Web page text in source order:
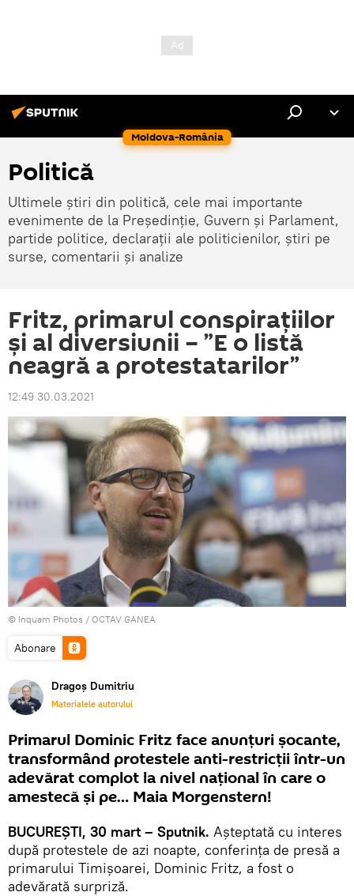
Moldova-România
Politică
Ultimele știri din politică, cele mai importante
evenimente de la Președinție, Guvern și Parlament,
partide politice, declarații ale politicienilor, știri pe
surse, comentarii și analize
Fritz, primarul conspirațiilor
și al diversiunii – ”E o listă
neagră a protestatarilor”
12:49 30.03.2021
© Inquam Photos / OCTAV GANEA
Abonare
Dragoș Dumitriu
Materialele autorului
Primarul Dominic Fritz face anunțuri șocante,
transformând protestele anti-restricții într-un
adevărat complot la nivel național în care o
amestecă și pe… Maia Morgenstern!
BUCUREȘTI, 30 mart – Sputnik. Așteptată cu interes
după protestele de azi noapte, conferința de presă a
primarului Timișoarei, Dominic Fritz, a fost o
adevărată surpriză.